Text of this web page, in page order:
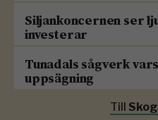
Siljankoncernen ser
investerar
Tunadals sågverk
uppsägning
Till